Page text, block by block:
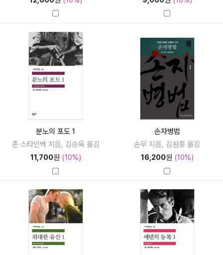
분노의 포도 1
존 스타인벡 지음, 김승욱 옮김
11,700원 (10%)
손자병법
손무 지음, 김원중 옮김
16,200원 (10%)